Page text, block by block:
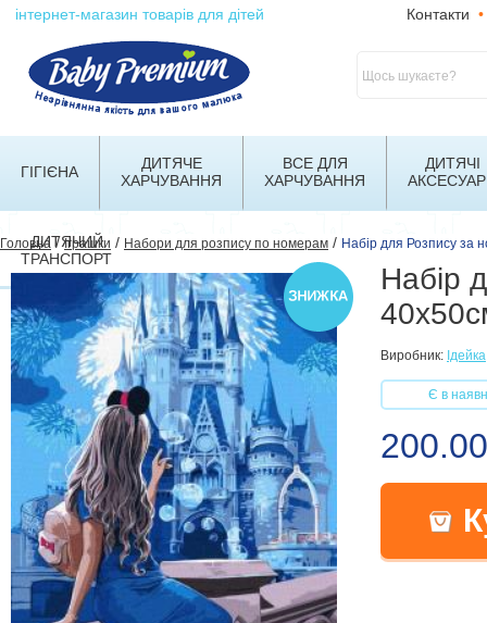
інтернет-магазин товарів для дітей Контакти •
ГІГІЄНА
ДИТЯЧЕ
ХАРЧУВАННЯ
ВСЕ ДЛЯ
ХАРЧУВАННЯ
ДИТЯЧІ
ДИТЯЧИЙ
ТРАНСПОРТ
Головна/Іграшки / Набори для розпису по номерам / Набір для Розпису за
Набір
Виробник: Ідейка
Є в